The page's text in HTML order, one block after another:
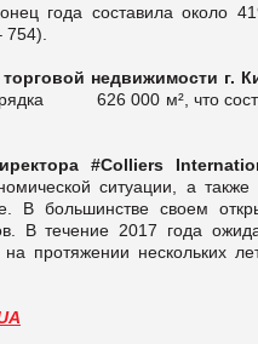
года составила около
недвижимости г.
626 000 м², что
#Colliers
ситуации, а также
В большинстве своем
В течение 2017 года
протяжении нескольких